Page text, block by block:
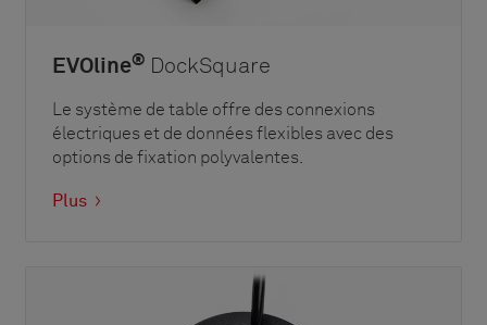
EVOline® DockSquare
Le système de table offre des connexions
électriques et de données flexibles avec des
options de fixation polyvalentes.
Plus